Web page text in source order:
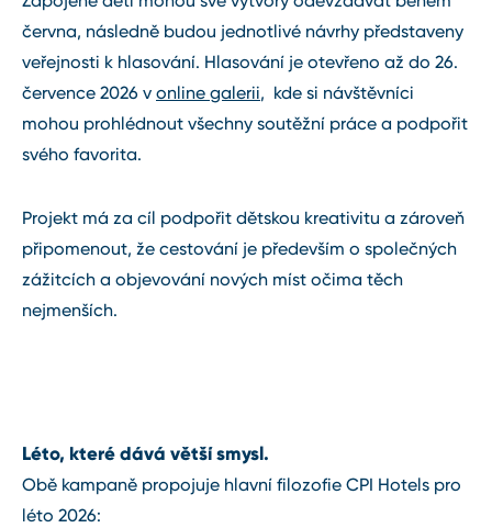
června, následně budou jednotlivé návrhy představeny
veřejnosti k hlasování. Hlasování je otevřeno až do 26.
července 2026 v online galerii, kde si návštěvníci
mohou prohlédnout všechny soutěžní práce a podpořit
svého favorita.
Projekt má za cíl podpořit dětskou kreativitu a zároveň
připomenout, že cestování je především o společných
zážitcích a objevování nových míst očima těch
nejmenších.
Léto, které dává větší smysl.
Obě kampaně propojuje hlavní filozofie CPI Hotels pro
léto 2026: